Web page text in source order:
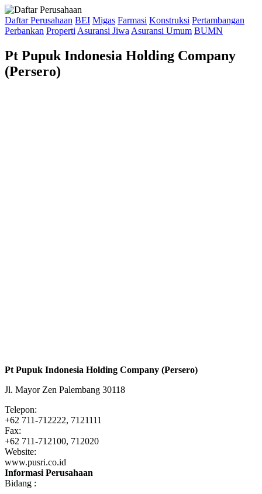
Daftar Perusahaan BEI Migas Farmasi Konstruksi Pertambangan
Perbankan Properti Asuransi Jiwa Asuransi Umum BUMN
Pt Pupuk Indonesia Holding Company
(Persero)
Pt Pupuk Indonesia Holding Company (Persero)
Jl. Mayor Zen Palembang 30118
Telepon:
+62 711-712222, 7121111
Fax:
+62 711-712100, 712020
Website:
www.pusri.co.id
Informasi Perusahaan
Bidang :